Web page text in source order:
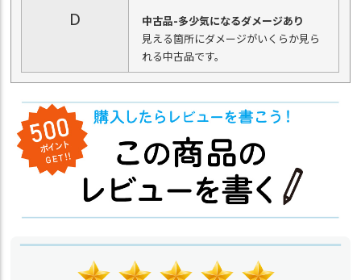
D
中古品-多少気になるダメージあり
見える箇所にダメージがいくらか見ら
れる中古品です。